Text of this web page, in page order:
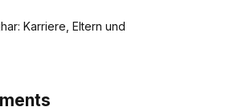
Karriere, Eltern und